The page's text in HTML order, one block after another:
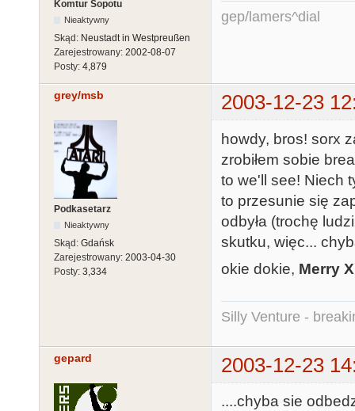
Komtur Sopotu
Nieaktywny
Skąd: Neustadt in Westpreußen
Zarejestrowany: 2002-08-07
Posty: 4,879
gep/lamers^dial
grey/msb 2003-12-23
Podkasetarz
Nieaktywny
Skąd: Gdańsk
Zarejestrowany: 2003-04-30
Posty: 3,334
howdy, bros! sorx
zrobiłem sobie
to we'll see! Niech
to przesunie się
odbyła (trochę
skutku, więc...
okie dokie, Merry
Silly Venture -
gepard 2003-12-23
....chyba sie